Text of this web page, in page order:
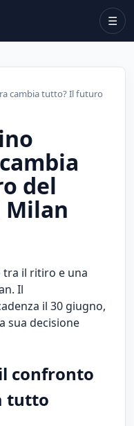
☰
cambia tutto? Il futuro
del
Milan
tra il ritiro e una
Il
il 30 giugno,
sua decisione
confronto
tutto